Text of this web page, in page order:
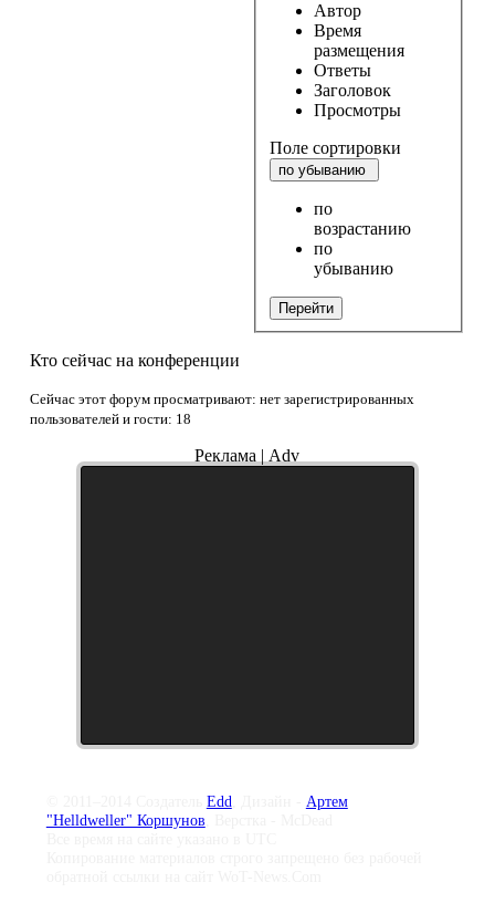
Автор
Время
размещения
Ответы
Заголовок
Просмотры
Поле сортировки
по убыванию
по
возрастанию
по
убыванию
Перейти
Кто сейчас на конференции
Сейчас этот форум просматривают: нет зарегистрированных
пользователей и гости: 18
Реклама | Adv
Edd, Дизайн - Артем
"Helldweller" Коршунов